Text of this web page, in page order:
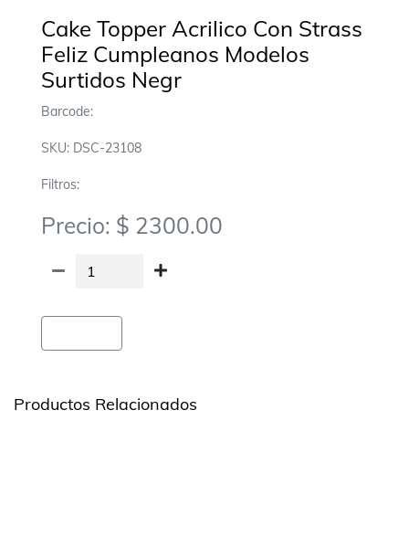
Cake Topper Acrilico Con Strass
Feliz Cumpleanos Modelos
Surtidos Negr
Barcode:
SKU: DSC-23108
Filtros:
Precio: $ 2300.00
Productos Relacionados